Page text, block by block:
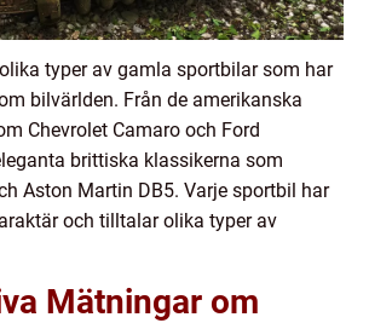
typer av gamla sportbilar som har
bilvärlden. Från de amerikanska
Chevrolet Camaro och Ford
brittiska klassikerna som
Aston Martin DB5. Varje sportbil har
och tilltalar olika typer av
Mätningar om